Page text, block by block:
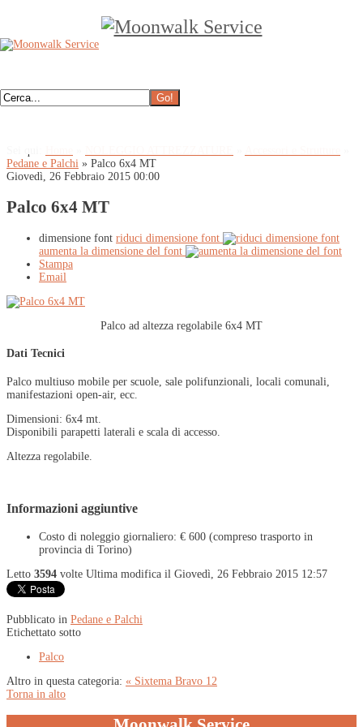
Pedane e Palchi » Palco 6x4 MT
Giovedì, 26 Febbraio 2015 00:00
Palco 6x4 MT
dimensione font riduci dimensione font
aumenta la dimensione del font
Stampa
Email
Palco ad altezza regolabile 6x4 MT
Dati Tecnici
Palco multiuso mobile per scuole, sale polifunzionali, locali comunali,
manifestazioni open-air, ecc.
Dimensioni: 6x4 mt.
Disponibili parapetti laterali e scala di accesso.
Altezza regolabile.
Informazioni aggiuntive
Costo di noleggio giornaliero: € 600 (compreso trasporto in
provincia di Torino)
Letto 3594 volte Ultima modifica il Giovedì, 26 Febbraio 2015 12:57
Pubblicato in Pedane e Palchi
Etichettato sotto
Palco
Altro in questa categoria: « Sixtema Bravo 12
Torna in alto